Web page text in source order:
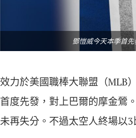
鄧愷威今天本季首先
效力於美國職棒大聯盟（MLB
首度先發，對上巴爾的摩金鶯
未再失分。不過太空人終場以